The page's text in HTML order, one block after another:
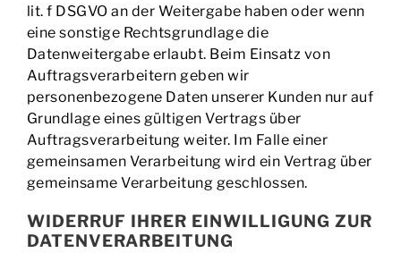
lit. f DSGVO an der Weitergabe haben oder wenn
eine sonstige Rechtsgrundlage die
Datenweitergabe erlaubt. Beim Einsatz von
Auftragsverarbeitern geben wir
personenbezogene Daten unserer Kunden nur auf
Grundlage eines gültigen Vertrags über
Auftragsverarbeitung weiter. Im Falle einer
gemeinsamen Verarbeitung wird ein Vertrag über
gemeinsame Verarbeitung geschlossen.
WIDERRUF IHRER EINWILLIGUNG ZUR
DATENVERARBEITUNG